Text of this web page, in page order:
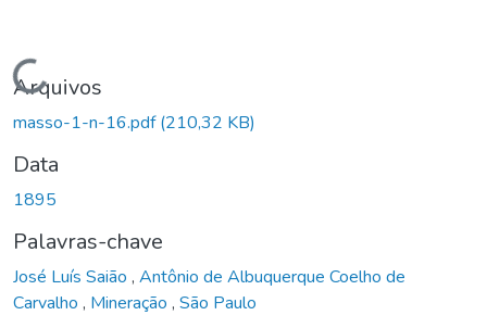
Carregando...
Arquivos
masso-1-n-16.pdf(210,32 KB)
Data
1895
Palavras-chave
José Luís Saião , Antônio de Albuquerque Coelho de
Carvalho , Mineração , São Paulo